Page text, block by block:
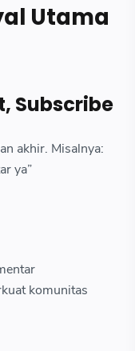
Utama
Subscribe
akhir. Misalnya:
ya”
komunitas